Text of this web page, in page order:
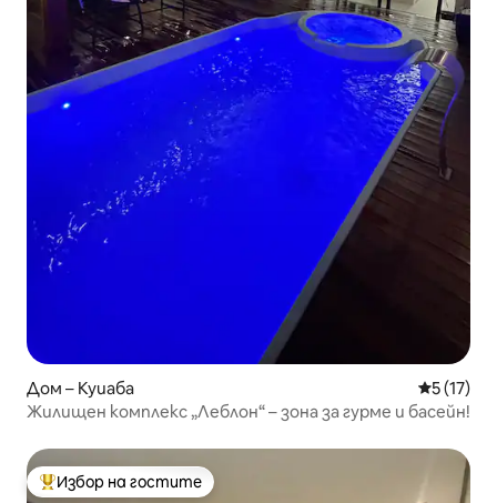
Дом – Куиаба Средна
5 (17)
Жилищен комплекс „Леблон“ – зона за гурме и басейн!
Най-популярен избор на гостите
Избор на гостите